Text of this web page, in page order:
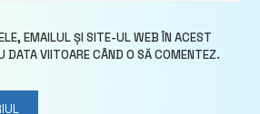
EMAILUL ȘI SITE-UL WEB ÎN ACEST
DATA VIITOARE CÂND O SĂ COMENTEZ.